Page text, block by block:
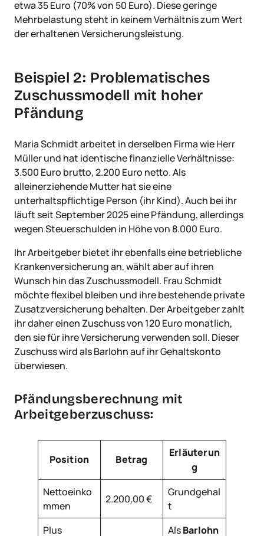
etwa 35 Euro (70% von 50 Euro). Diese geringe
Mehrbelastung steht in keinem Verhältnis zum Wert
der erhaltenen Versicherungsleistung.
Beispiel 2: Problematisches
Zuschussmodell mit hoher
Pfändung
Maria Schmidt arbeitet in derselben Firma wie Herr
Müller und hat identische finanzielle Verhältnisse:
3.500 Euro brutto, 2.200 Euro netto. Als
alleinerziehende Mutter hat sie eine
unterhaltspflichtige Person (ihr Kind). Auch bei ihr
läuft seit September 2025 eine Pfändung, allerdings
wegen Steuerschulden in Höhe von 8.000 Euro.
Ihr Arbeitgeber bietet ihr ebenfalls eine betriebliche
Krankenversicherung an, wählt aber auf ihren
Wunsch hin das Zuschussmodell. Frau Schmidt
möchte flexibel bleiben und ihre bestehende private
Zusatzversicherung behalten. Der Arbeitgeber zahlt
ihr daher einen Zuschuss von 120 Euro monatlich,
den sie für ihre Versicherung verwenden soll. Dieser
Zuschuss wird als Barlohn auf ihr Gehaltskonto
überwiesen.
Pfändungsberechnung mit
Arbeitgeberzuschuss:
Position Betrag
Erläuterun
g
Nettoeinko
mmen
2.200,00 €
Grundgehal
t
Plus
AlsBarlohn